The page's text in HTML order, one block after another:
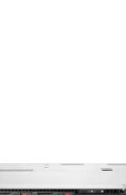
DELL G17